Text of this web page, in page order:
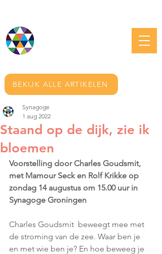
BEKIJK ALLE ARTIKELEN
Staand op de dijk, zie ik
bloemen
Synagoge
1 aug 2022
Voorstelling door Charles Goudsmit,
met Mamour Seck en Rolf Krikke op
zondag 14 augustus om 15.00 uur in
Synagoge Groningen
Charles Goudsmit  beweegt mee met
de stroming van de zee. Waar ben je
en met wie ben je? En hoe beweeg je